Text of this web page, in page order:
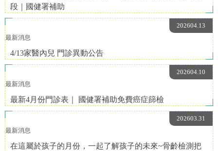
段｜國健署補助
202604.13
最新消息
4/13家醫內兒 門診異動公告
202604.10
最新消息
最新4月份門診表｜ 國健署補助免費癌症篩檢
202603.31
最新消息
在這屬於孩子的月份，一起了解孩子的未來~骨齡檢測把